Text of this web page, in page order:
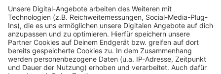
Video anzusehen.
Mehr Informationen
Akzeptieren
powered byUsercentrics Consent
Wie weit ist man bereit zu gehen, um einen Unfall zu
verschleiern und sein eigenes Kind zu schützen?
Richter Desiato wird es erfahren.